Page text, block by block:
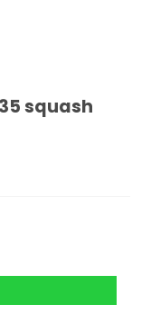
squash